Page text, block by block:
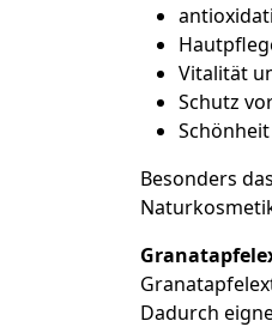
Vitalität
Schutz
Besonders
Dadurch